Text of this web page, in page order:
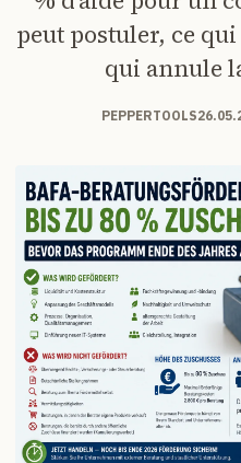
peut postuler, ce
qui annule
PEPPERTOOLS